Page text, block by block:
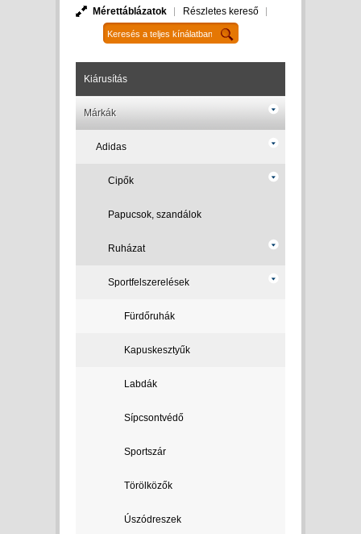
Mérettáblázatok Részletes kereső
Kiárusítás
Márkák
Adidas
Cipők
Papucsok, szandálok
Ruházat
Sportfelszerelések
Fürdőruhák
Kapuskesztyűk
Labdák
Sípcsontvédő
Sportszár
Törölközők
Úszódreszek